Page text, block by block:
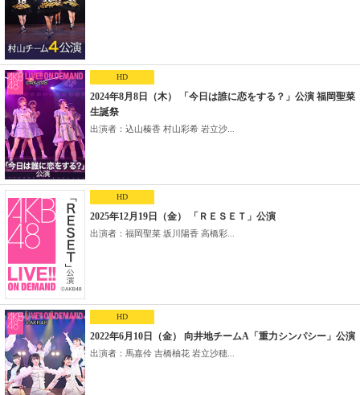
HD
2024年8月8日（木） 「今日は誰に恋をする？」公演 福岡聖菜
生誕祭
出演者：込山榛香 村山彩希 岩立沙...
HD
2025年12月19日（金） 「ＲＥＳＥＴ」公演
出演者：福岡聖菜 坂川陽香 高橋彩...
HD
2022年6月10日（金） 向井地チームA「重力シンパシー」公演
出演者：馬嘉伶 吉橋柚花 岩立沙穂...